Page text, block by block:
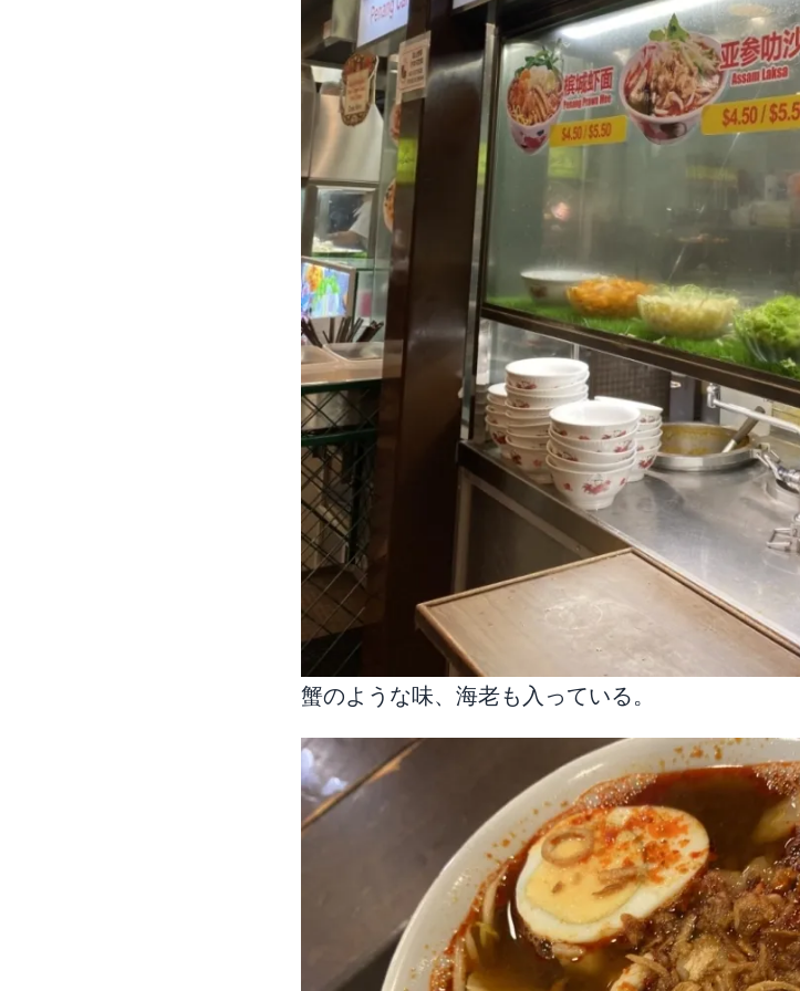
蟹のような味、海老も入っている。